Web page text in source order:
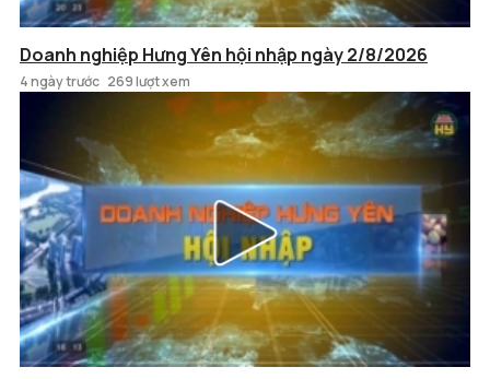
Doanh nghiệp Hưng Yên hội nhập ngày 2/8/2026
4 ngày trước 269 lượt xem